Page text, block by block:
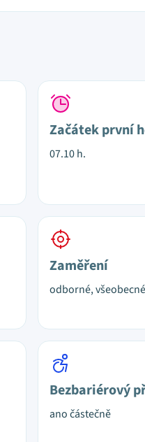
Začátek první
07.10 h.
Zaměření
odborné,
Bezbariérový
ano částečně